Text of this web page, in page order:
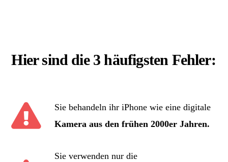
Hier sind die 3 häufigsten Fehler:
Sie behandeln ihr iPhone wie eine digitale
Kamera aus den frühen 2000er Jahren.
Sie verwenden nur die